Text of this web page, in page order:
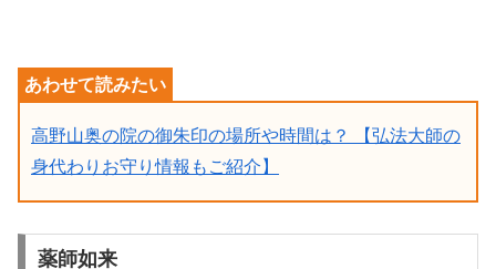
高野山奥の院の御朱印の場所や時間は？ 【弘法大師の
身代わりお守り情報もご紹介】
薬師如来